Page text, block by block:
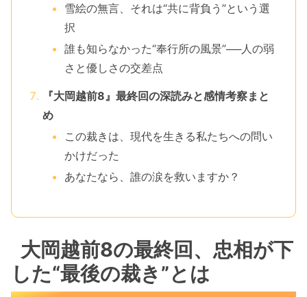
雪絵の無言、それは“共に背負う”という選
択
誰も知らなかった“奉行所の風景”──人の弱
さと優しさの交差点
『大岡越前8』最終回の深読みと感情考察まと
め
この裁きは、現代を生きる私たちへの問い
かけだった
あなたなら、誰の涙を救いますか？
大岡越前8の最終回、忠相が下
した“最後の裁き”とは